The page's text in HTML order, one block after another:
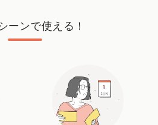
ーンで使える！